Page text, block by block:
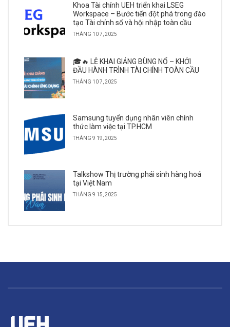
Khoa Tài chính UEH triển khai LSEG
Workspace – Bước tiến đột phá trong đào
tạo Tài chính số và hội nhập toàn cầu
THÁNG 10 7, 2025
🎓🔥 LỄ KHAI GIẢNG BÙNG NỔ – KHỞI
ĐẦU HÀNH TRÌNH TÀI CHÍNH TOÀN CẦU
THÁNG 10 7, 2025
Samsung tuyển dụng nhân viên chính
thức làm việc tại TP.HCM
THÁNG 9 19, 2025
Talkshow Thị trường phái sinh hàng hoá
tại Việt Nam
THÁNG 9 15, 2025